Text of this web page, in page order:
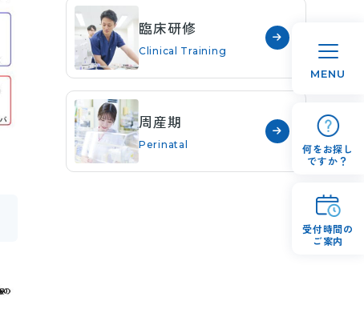
MENU
何をお探し
ですか？
受付時間の
ご案内
臨床研修
Clinical Training
周産期
Perinatal